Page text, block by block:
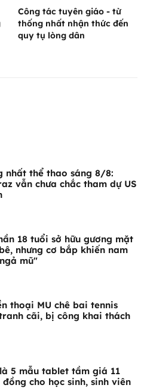
Công tác tuyên giáo - từ
thống nhất nhận thức đến
quy tụ lòng dân
nhất thể thao sáng 8/8:
vẫn chưa chắc tham dự US
18 tuổi sở hữu gương mặt
nhưng cơ bắp khiến nam
mũ"
thoại MU chê bai tennis
cãi, bị công khai thách
5 mẫu tablet tầm giá 11
cho học sinh, sinh viên